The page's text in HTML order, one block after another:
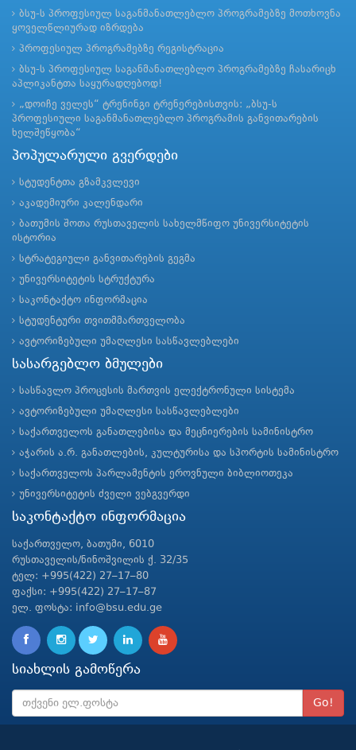
ბსუ-ს პროფესიულ საგანმანათლებლო პროგრამებზე მოთხოვნა
ყოველწლიურად იზრდება
პროფესიულ პროგრამებზე რეგისტრაცია
ბსუ-ს პროფესიულ საგანმანათლებლო პროგრამებზე ჩასარიცხ
აპლიკანტთა საყურადღებოდ!
„დოიჩე ველეს“ ტრენინგი ტრენერებისთვის: „ბსუ-ს
პროფესიული საგანმანათლებლო პროგრამის განვითარების
ხელშეწყობა“
პოპულარული გვერდები
სტუდენტთა გზამკვლევი
აკადემიური კალენდარი
ბათუმის შოთა რუსთაველის სახელმწიფო უნივერსიტეტის
ისტორია
სტრატეგიული განვითარების გეგმა
უნივერსიტეტის სტრუქტურა
საკონტაქტო ინფორმაცია
სტუდენტური თვითმმართველობა
ავტორიზებული უმაღლესი სასწავლებლები
სასარგებლო ბმულები
სასწავლო პროცესის მართვის ელექტრონული სისტემა
ავტორიზებული უმაღლესი სასწავლებლები
საქართველოს განათლებისა და მეცნიერების სამინისტრო
აჭარის ა.რ. განათლების, კულტურისა და სპორტის სამინისტრო
საქართველოს პარლამენტის ეროვნული ბიბლიოთეკა
უნივერსიტეტის ძველი ვებგვერდი
საკონტაქტო ინფორმაცია
საქართველო, ბათუმი, 6010
რუსთაველის/ნინოშვილის ქ. 32/35
ტელ: +995(422) 27–17–80
ფაქსი: +995(422) 27–17–87
ელ. ფოსტა: info@bsu.edu.ge
სიახლის გამოწერა
Go!